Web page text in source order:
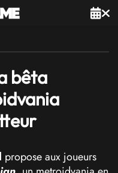
bêta
propose aux joueurs